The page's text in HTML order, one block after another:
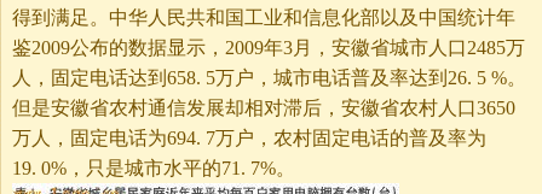
得到满足。中华人民共和国工业和信息化部以及中国统计年
鉴2009公布的数据显示，2009年3月，安徽省城市人口2485万
人，固定电话达到658. 5万户，城市电话普及率达到26. 5 %。
但是安徽省农村通信发展却相对滞后，安徽省农村人口3650
万人，固定电话为694. 7万户，农村固定电话的普及率为
19. 0%，只是城市水平的71. 7%。